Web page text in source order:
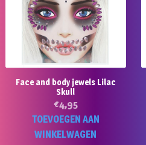
Face and body jewels Lilac
Skull
€4,95
TOEVOEGEN AAN
WINKELWAGEN